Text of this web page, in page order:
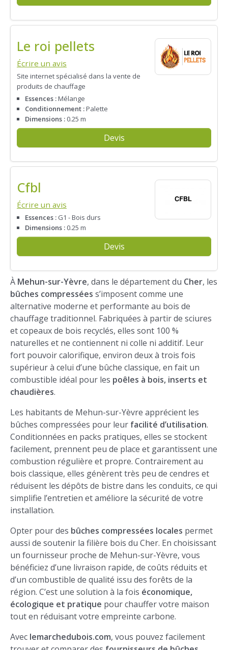
Le roi pellets
Écrire un avis
Site internet spécialisé dans la vente de
produits de chauffage
Essences :Mélange
Conditionnement :Palette
Dimensions : 0.25 m
Devis
Cfbl
Écrire un avis
Essences : G1 - Bois durs
Dimensions : 0.25 m
Devis
À Mehun-sur-Yèvre, dans le département du Cher, les
bûches compressées s’imposent comme une
alternative moderne et performante au bois de
chauffage traditionnel. Fabriquées à partir de sciures
et copeaux de bois recyclés, elles sont 100 %
naturelles et ne contiennent ni colle ni additif. Leur
fort pouvoir calorifique, environ deux à trois fois
supérieur à celui d’une bûche classique, en fait un
combustible idéal pour les poêles à bois, inserts et
chaudières.
Les habitants de Mehun-sur-Yèvre apprécient les
bûches compressées pour leur facilité d’utilisation.
Conditionnées en packs pratiques, elles se stockent
facilement, prennent peu de place et garantissent une
combustion régulière et propre. Contrairement au
bois classique, elles génèrent très peu de cendres et
réduisent les dépôts de bistre dans les conduits, ce qui
simplifie l’entretien et améliore la sécurité de votre
installation.
Opter pour des bûches compressées locales permet
aussi de soutenir la filière bois du Cher. En choisissant
un fournisseur proche de Mehun-sur-Yèvre, vous
bénéficiez d’une livraison rapide, de coûts réduits et
d’un combustible de qualité issu des forêts de la
région. C’est une solution à la fois économique,
écologique et pratique pour chauffer votre maison
tout en réduisant votre empreinte carbone.
Avec lemarchedubois.com, vous pouvez facilement